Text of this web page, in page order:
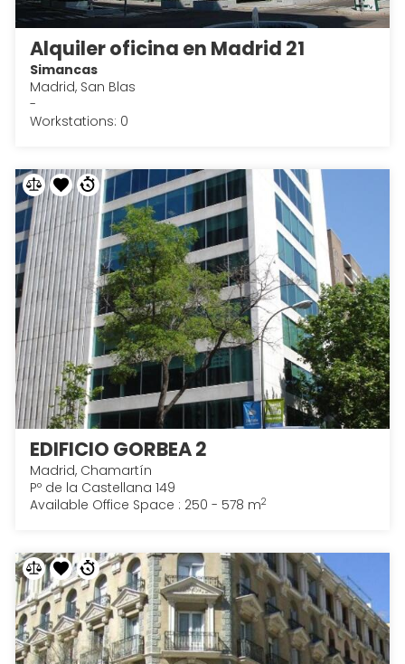
Alquiler oficina en Madrid 21
Simancas
Madrid, San Blas
-
Workstations: 0
EDIFICIO GORBEA 2
Madrid, Chamartín
Pº de la Castellana 149
Available Office Space : 250 - 578 m2